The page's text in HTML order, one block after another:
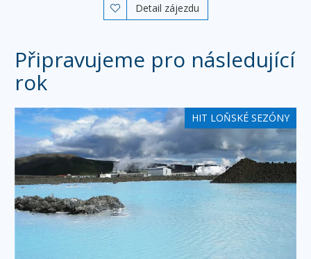
 Detail zájezdu
Připravujeme pro následující
rok
HIT LOŇSKÉ SEZÓNY